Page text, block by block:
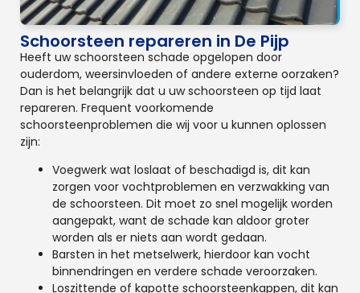
Schoorsteen repareren in De Pijp
Heeft uw schoorsteen schade opgelopen door
ouderdom, weersinvloeden of andere externe oorzaken?
Dan is het belangrijk dat u uw schoorsteen op tijd laat
repareren. Frequent voorkomende
schoorsteenproblemen die wij voor u kunnen oplossen
zijn:
Voegwerk wat loslaat of beschadigd is, dit kan
zorgen voor vochtproblemen en verzwakking van
de schoorsteen. Dit moet zo snel mogelijk worden
aangepakt, want de schade kan aldoor groter
worden als er niets aan wordt gedaan.
Barsten in het metselwerk, hierdoor kan vocht
binnendringen en verdere schade veroorzaken.
Loszittende of kapotte schoorsteenkappen, dit kan